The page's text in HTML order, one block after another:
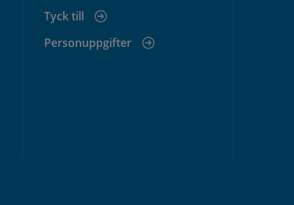
Tyck till
Personuppgifter